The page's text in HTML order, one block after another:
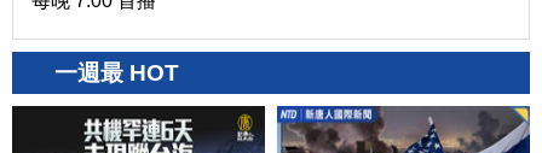
一週最 HOT